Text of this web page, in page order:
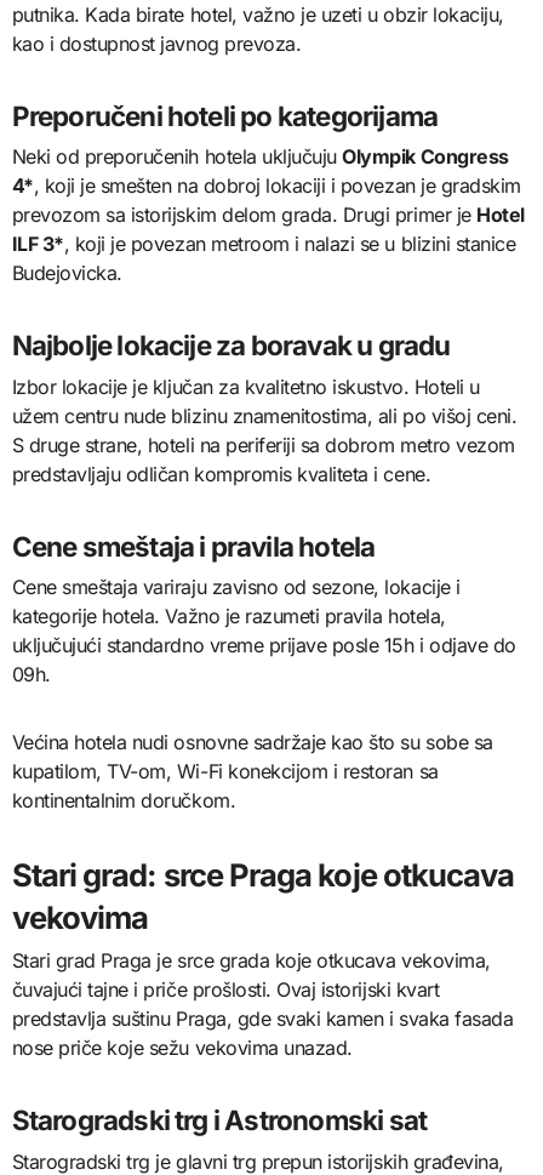
putnika. Kada birate hotel, važno je uzeti u obzir lokaciju,
kao i dostupnost javnog prevoza.
Preporučeni hoteli po kategorijama
Neki od preporučenih hotela uključujuOlympik Congress
4*, koji je smešten na dobroj lokaciji i povezan je gradskim
prevozom sa istorijskim delom grada. Drugi primer je Hotel
ILF 3*, koji je povezan metroom i nalazi se u blizini stanice
Budejovicka.
Najbolje lokacije za boravak u gradu
Izbor lokacije je ključan za kvalitetno iskustvo. Hoteli u
užem centru nude blizinu znamenitostima, ali po višoj ceni.
S druge strane, hoteli na periferiji sa dobrom metro vezom
predstavljaju odličan kompromis kvaliteta i cene.
Cene smeštaja i pravila hotela
Cene smeštaja variraju zavisno od sezone, lokacije i
kategorije hotela. Važno je razumeti pravila hotela,
uključujući standardno vreme prijave posle 15h i odjave do
09h.
Većina hotela nudi osnovne sadržaje kao što su sobe sa
kupatilom, TV-om, Wi-Fi konekcijom i restoran sa
kontinentalnim doručkom.
Stari grad: srce Praga koje otkucava
vekovima
Stari grad Praga je srce grada koje otkucava vekovima,
čuvajući tajne i priče prošlosti. Ovaj istorijski kvart
predstavlja suštinu Praga, gde svaki kamen i svaka fasada
nose priče koje sežu vekovima unazad.
Starogradski trg i Astronomski sat
Starogradski trg je glavni trg prepun istorijskih građevina,